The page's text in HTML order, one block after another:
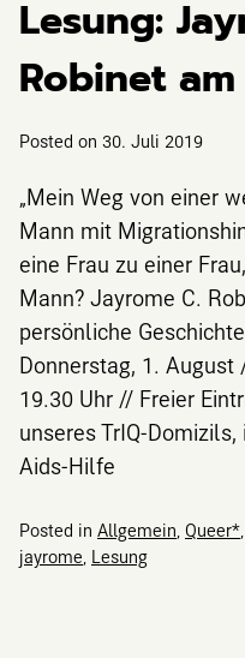
Lesung:
Robinet am
Posted on 30. Juli 2019
„Mein Weg von einer
Mann mit
eine Frau zu einer
Mann? Jayrome C.
persönliche
Donnerstag, 1.
19.30 Uhr // Freier
unseres TrIQ-
Aids-Hilfe
Posted in Allgemein, Queer*,
jayrome, Lesung